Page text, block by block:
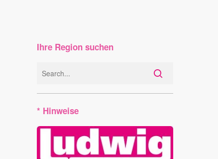
Ihre Region suchen
* Hinweise